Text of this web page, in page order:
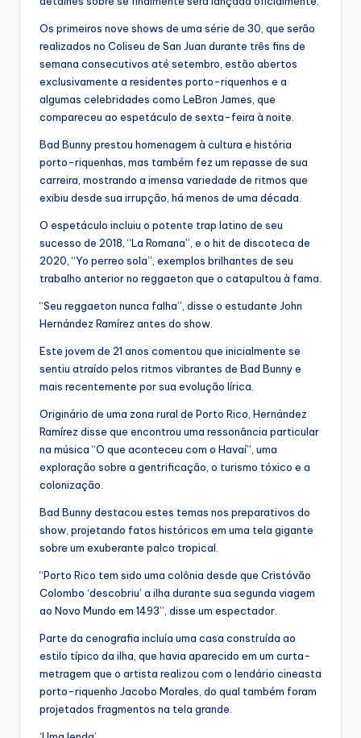
Os primeiros nove shows de uma série de 30, que serão
realizados no Coliseu de San Juan durante três fins de
semana consecutivos até setembro, estão abertos
exclusivamente a residentes porto-riquenhos e a
algumas celebridades como LeBron James, que
compareceu ao espetáculo de sexta-feira à noite.
Bad Bunny prestou homenagem à cultura e história
porto-riquenhas, mas também fez um repasse de sua
carreira, mostrando a imensa variedade de ritmos que
exibiu desde sua irrupção, há menos de uma década.
O espetáculo incluiu o potente trap latino de seu
sucesso de 2018, “La Romana”, e o hit de discoteca de
2020, “Yo perreo sola”, exemplos brilhantes de seu
trabalho anterior no reggaeton que o catapultou à fama.
“Seu reggaeton nunca falha”, disse o estudante John
Hernández Ramírez antes do show.
Este jovem de 21 anos comentou que inicialmente se
sentiu atraído pelos ritmos vibrantes de Bad Bunny e
mais recentemente por sua evolução lírica.
Originário de uma zona rural de Porto Rico, Hernández
Ramírez disse que encontrou uma ressonância particular
na música “O que aconteceu com o Havaí”, uma
exploração sobre a gentrificação, o turismo tóxico e a
colonização.
Bad Bunny destacou estes temas nos preparativos do
show, projetando fatos históricos em uma tela gigante
sobre um exuberante palco tropical.
“Porto Rico tem sido uma colônia desde que Cristóvão
Colombo ‘descobriu’ a ilha durante sua segunda viagem
ao Novo Mundo em 1493”, disse um espectador.
Parte da cenografia incluía uma casa construída ao
estilo típico da ilha, que havia aparecido em um curta-
metragem que o artista realizou com o lendário cineasta
porto-riquenho Jacobo Morales, do qual também foram
projetados fragmentos na tela grande.